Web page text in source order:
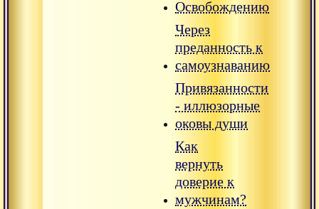
Освобождению
Через
преданность к
самоузнаванию
Привязанности
- иллюзорные
оковы души
Как
вернуть
доверие к
мужчинам?